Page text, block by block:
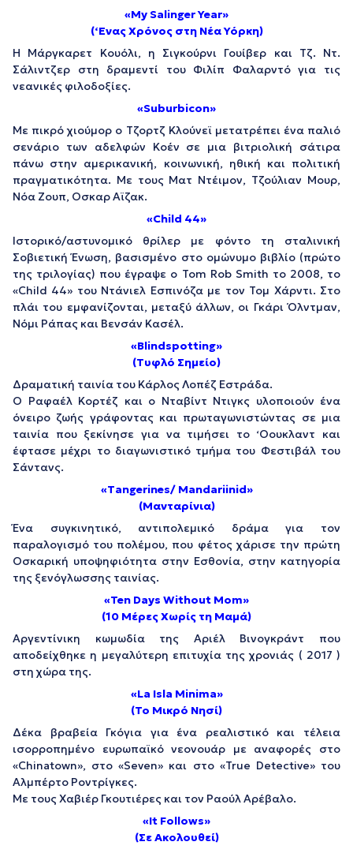
«My Salinger Year»
(‘Ενας Χρόνος στη Νέα Υόρκη)
Η Μάργκαρετ Κουόλι, η Σιγκούρνι Γουίβερ και Τζ. Ντ.
Σάλιντζερ στη δραμεντί του Φιλίπ Φαλαρντό για τις
νεανικές φιλοδοξίες.
«Suburbicon»
Με πικρό χιούμορ ο Τζορτζ Κλούνεϊ μετατρέπει ένα παλιό
σενάριο των αδελφών Κοέν σε μια βιτριολική σάτιρα
πάνω στην αμερικανική, κοινωνική, ηθική και πολιτική
πραγματικότητα. Με τους Ματ Ντέιμον, Τζούλιαν Μουρ,
Νόα Ζουπ, Οσκαρ Αϊζακ.
«Child 44»
Ιστορικό/αστυνομικό θρίλερ με φόντο τη σταλινική
Σοβιετική Ένωση, βασισμένο στο ομώνυμο βιβλίο (πρώτο
της τριλογίας) που έγραψε ο Tom Rob Smith το 2008, το
«Child 44» του Ντάνιελ Εσπινόζα με τον Τομ Χάρντι. Στο
πλάι του εμφανίζονται, μεταξύ άλλων, οι Γκάρι Όλντμαν,
Νόμι Ράπας και Βενσάν Κασέλ.
«Blindspotting»
(Τυφλό Σημείο)
Δραματική ταινία του Κάρλος Λοπέζ Εστράδα.
Ο Ραφαέλ Κορτέζ και ο Νταβίντ Ντιγκς υλοποιούν ένα
όνειρο ζωής γράφοντας και πρωταγωνιστώντας σε μια
ταινία που ξεκίνησε για να τιμήσει το ‘Οουκλαντ και
έφτασε μέχρι το διαγωνιστικό τμήμα του Φεστιβάλ του
Σάντανς.
«Τangerines/ Mandariinid»
(Μανταρίνια)
Ένα συγκινητικό, αντιπολεμικό δράμα για τον
παραλογισμό του πολέμου, που φέτος χάρισε την πρώτη
Οσκαρική υποψηφιότητα στην Εσθονία, στην κατηγορία
της ξενόγλωσσης ταινίας.
«Ten Days Without Mom»
(10 Μέρες Χωρίς τη Μαμά)
Αργεντίνικη κωμωδία της Αριέλ Βινογκράντ που
αποδείχθηκε η μεγαλύτερη επιτυχία της χρονιάς ( 2017 )
στη χώρα της.
«La Isla Minima»
(Το Μικρό Νησί)
Δέκα βραβεία Γκόγια για ένα ρεαλιστικό και τέλεια
ισορροπημένο ευρωπαϊκό νεονουάρ με αναφορές στο
«Chinatown», στο «Seven» και στο «True Detective» του
Αλμπέρτο Ροντρίγκες.
Με τους Χαβιέρ Γκουτιέρες και τον Ραούλ Αρέβαλο.
«It Follows»
(Σε Ακολουθεί)